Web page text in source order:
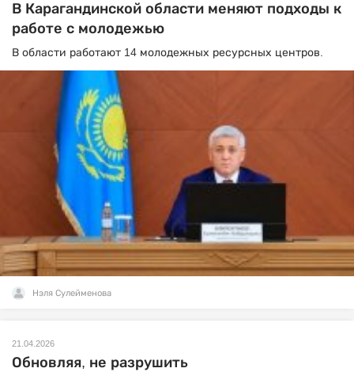
В Карагандинской области меняют подходы к
работе с молодежью
В области работают 14 молодежных ресурсных центров.
Нэля Сулейменова
21.04.2026
Обновляя, не разрушить